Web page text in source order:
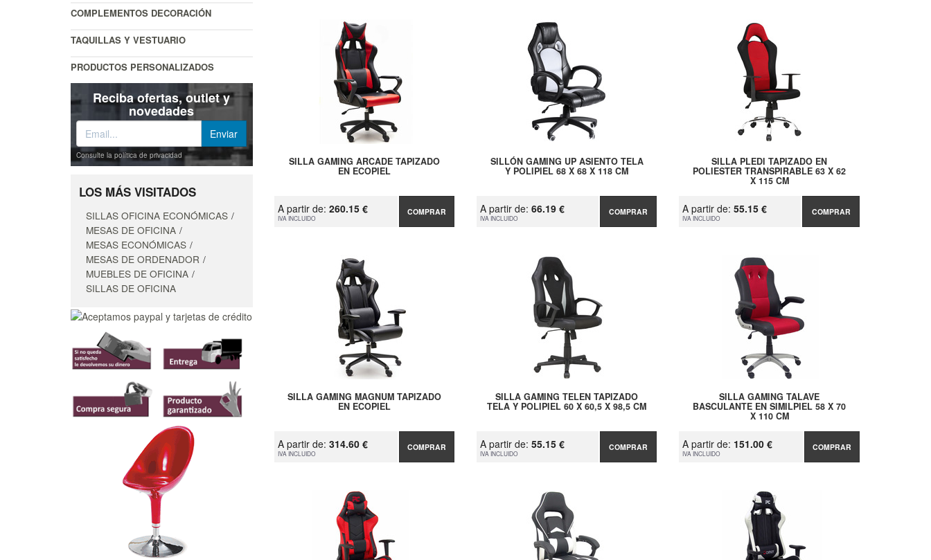
COMPLEMENTOS DECORACIÓN
TAQUILLAS Y VESTUARIO
PRODUCTOS PERSONALIZADOS
Reciba ofertas, outlet y
novedades
Consulte la política de privacidad
LOS MÁS VISITADOS
SILLAS OFICINA ECONÓMICAS
MESAS DE OFICINA
MESAS ECONÓMICAS
MESAS DE ORDENADOR
MUEBLES DE OFICINA
SILLAS DE OFICINA
SILLA GAMING ARCADE TAPIZADO
EN ECOPIEL
A partir de: 260.15 €
IVA INCLUIDO
COMPRAR
SILLÓN GAMING UP ASIENTO TELA
Y POLIPIEL 68 X 68 X 118 CM
A partir de: 66.19 €
IVA INCLUIDO
COMPRAR
SILLA PLEDI TAPIZADO EN
POLIESTER TRANSPIRABLE 63 X 62
X 115 CM
A partir de:55.15 €
IVA INCLUIDO
COMPRAR
SILLA GAMING MAGNUM TAPIZADO
EN ECOPIEL
A partir de: 314.60 €
IVA INCLUIDO
COMPRAR
SILLA GAMING TELEN TAPIZADO
TELA Y POLIPIEL 60 X 60,5 X 98,5 CM
A partir de: 55.15 €
IVA INCLUIDO
COMPRAR
SILLA GAMING TALAVE
BASCULANTE EN SIMILPIEL 58 X 70
X 110 CM
A partir de: 151.00 €
IVA INCLUIDO
COMPRAR